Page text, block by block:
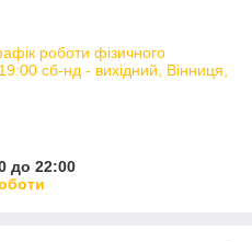
роботи фізичного
сб-нд - вихідний, Вінниця,
до 22:00